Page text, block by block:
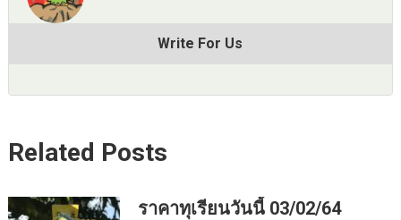
Write For Us
Related Posts
ราคาทุเรียนวันนี้ 03/02/64